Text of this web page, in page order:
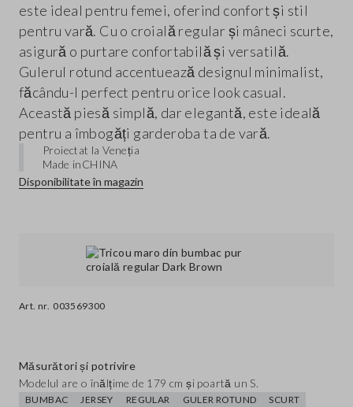
Art. nr. 003569300
este ideal pentru femei, oferind confort și stil
pentru vară. Cu o croială regular și mâneci scurte,
asigură o purtare confortabilă și versatilă.
Gulerul rotund accentuează designul minimalist,
făcându-l perfect pentru orice look casual.
Această piesă simplă, dar elegantă, este ideală
pentru a îmbogăți garderoba ta de vară.
Proiectat la Veneția
Made inCHINA
Disponibilitate în magazin
Măsurători și potrivire
Modelul are o înălțime de 179 cm și poartă un S.
BUMBAC JERSEY REGULAR GULER ROTUND SCURT